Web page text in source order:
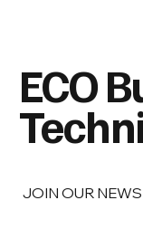
ECO
JOIN OUR